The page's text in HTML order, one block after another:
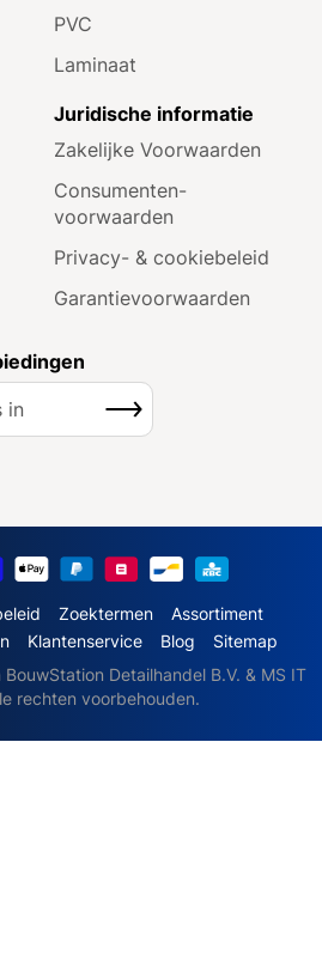
PVC
Laminaat
Juridische informatie
Zakelijke Voorwaarden
Consumenten­
voorwaarden
Privacy- & cookiebeleid
Garantie­voorwaarden
Inschrijven
Zoektermen
Assortiment
Klantenservice Blog
Sitemap
Detailhandel B.V. & MS IT
rechten voorbehouden.